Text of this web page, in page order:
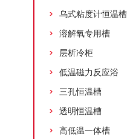
乌式粘度计恒温槽
溶解氧专用槽
层析冷柜
低温磁力反应浴
三孔恒温槽
透明恒温槽
高低温一体槽